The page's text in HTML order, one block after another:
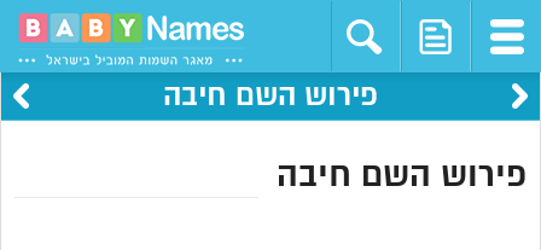
פירוש השם חיבה
פירוש השם חיבה